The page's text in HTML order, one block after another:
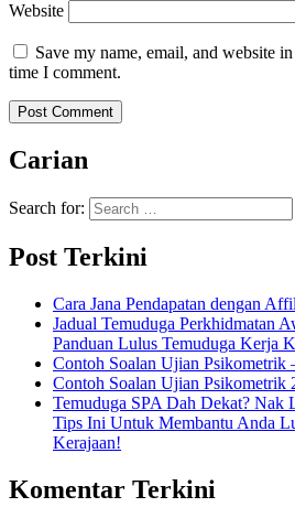
Website
Save my name, email, and website
time I comment.
Carian
Search for:
Post Terkini
Cara Jana Pendapatan dengan
Jadual Temuduga Perkhidmatan
Panduan Lulus Temuduga Kerja
Contoh Soalan Ujian Psikometrik
Contoh Soalan Ujian Psikometrik
Temuduga SPA Dah Dekat? Nak
Tips Ini Untuk Membantu Anda
Kerajaan!
Komentar Terkini